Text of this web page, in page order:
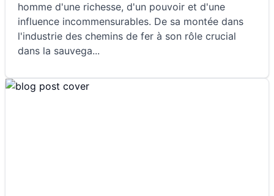
homme d'une richesse, d'un pouvoir et d'une
influence incommensurables. De sa montée dans
l'industrie des chemins de fer à son rôle crucial
dans la sauvega...